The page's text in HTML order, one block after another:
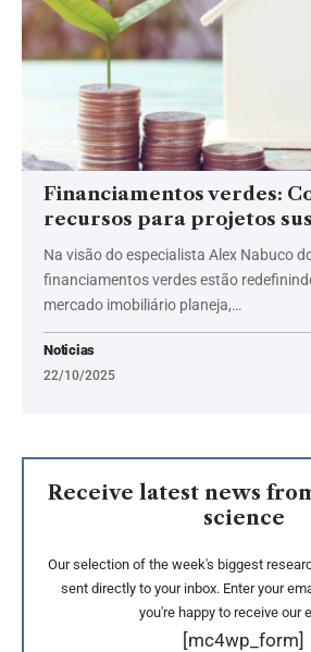
Financiamentos verdes:
recursos para projetos
Na visão do especialista Alex Nabuco
financiamentos verdes estão
mercado imobiliário planeja,…
Noticias
22/10/2025
Receive latest news
science
Our selection of the week's biggest
sent directly to your inbox. Enter your
you're happy to receive our
[mc4wp_form]